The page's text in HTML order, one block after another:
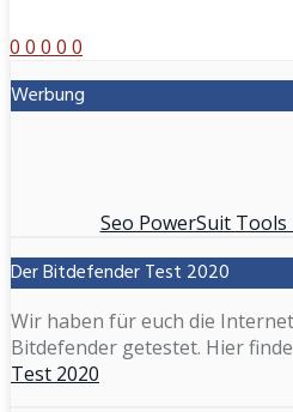
0 0 0 0 0
Werbung
Seo PowerSuit
Der Bitdefender Test 2020
Wir haben für euch die
Bitdefender getestet. Hier
Test 2020